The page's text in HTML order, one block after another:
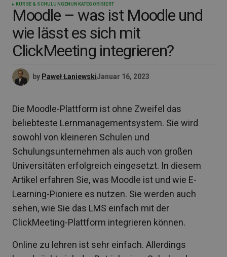
KURSE & SCHULUNGENUNKATEGORISIERT
Moodle – was ist Moodle und
wie lässt es sich mit
ClickMeeting integrieren?
by Paweł ŁaniewskiJanuar 16, 2023
Die Moodle-Plattform ist ohne Zweifel das
beliebteste Lernmanagementsystem. Sie wird
sowohl von kleineren Schulen und
Schulungsunternehmen als auch von großen
Universitäten erfolgreich eingesetzt. In diesem
Artikel erfahren Sie, was Moodle ist und wie E-
Learning-Pioniere es nutzen. Sie werden auch
sehen, wie Sie das LMS einfach mit der
ClickMeeting-Plattform integrieren können.
Online zu lehren ist sehr einfach. Allerdings